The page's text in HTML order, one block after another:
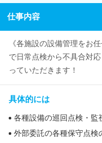
仕事内容
《各施設の設備管理をお
で日常点検から不具合対
っていただきます！
具体的には
各種設備の巡回点検・監
外部委託の各種保守点検